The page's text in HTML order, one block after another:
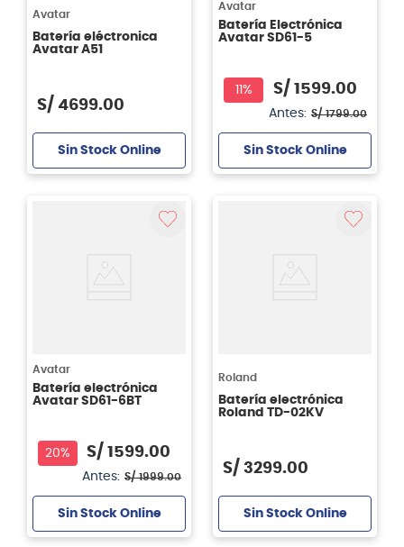
Avatar
Batería eléctronica
Avatar A51
S/ 4699.00
Sin Stock Online
Avatar
Batería Electrónica
Avatar SD61-5
11% S/ 1599.00
Antes: S/ 1799.00
Sin Stock Online
Avatar
Batería electrónica
Avatar SD61-6BT
20% S/ 1599.00
Antes: S/ 1999.00
Sin Stock Online
Roland
Batería electrónica
Roland TD-02KV
S/ 3299.00
Sin Stock Online